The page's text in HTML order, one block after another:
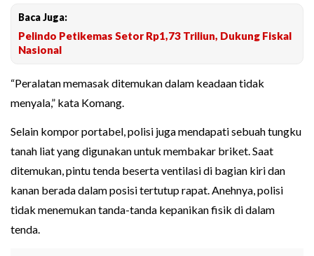
Baca Juga:
Pelindo Petikemas Setor Rp1,73 Triliun, Dukung Fiskal
Nasional
“Peralatan memasak ditemukan dalam keadaan tidak
menyala,” kata Komang.
Selain kompor portabel, polisi juga mendapati sebuah tungku
tanah liat yang digunakan untuk membakar briket. Saat
ditemukan, pintu tenda beserta ventilasi di bagian kiri dan
kanan berada dalam posisi tertutup rapat. Anehnya, polisi
tidak menemukan tanda-tanda kepanikan fisik di dalam
tenda.